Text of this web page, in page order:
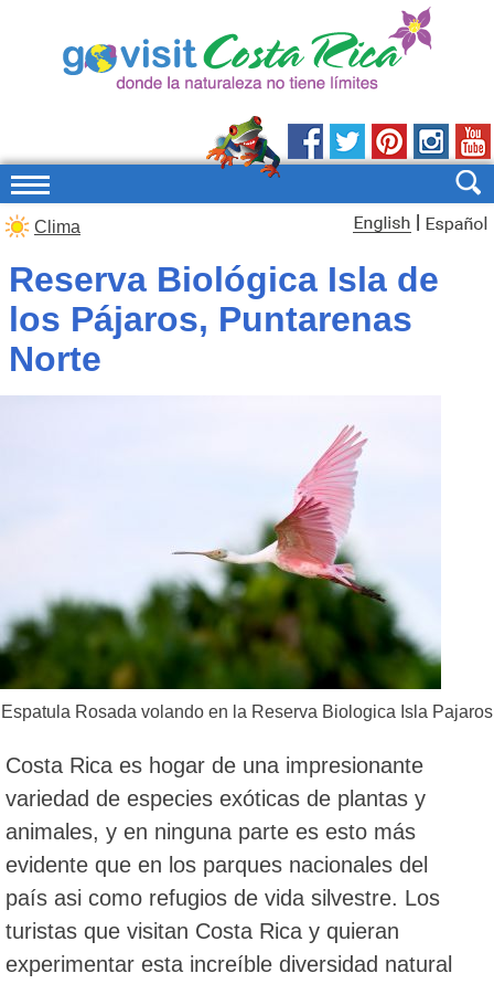
Clima
Reserva Biológica Isla de
los Pájaros, Puntarenas
Norte
Espatula Rosada volando en la Reserva Biologica Isla Pajaros
Costa Rica es hogar de una impresionante
variedad de especies exóticas de plantas y
animales, y en ninguna parte es esto más
evidente que en los parques nacionales del
país asi como refugios de vida silvestre. Los
turistas que visitan Costa Rica y quieran
experimentar esta increíble diversidad natural